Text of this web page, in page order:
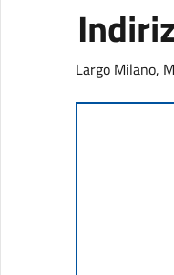
Largo Milano,